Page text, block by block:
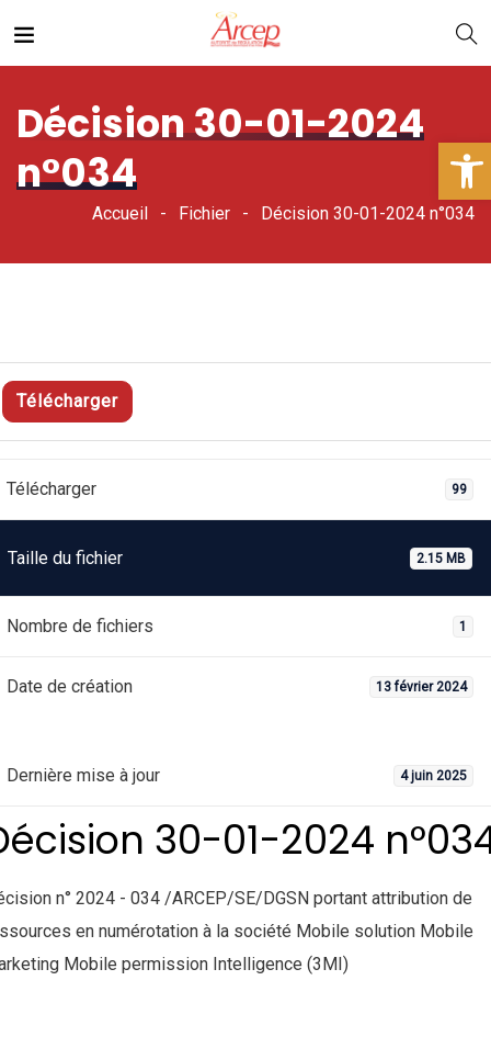
Décision 30-01-2024
n°034
Accueil Fichier Décision 30-01-2024 n°034
Télécharger
Télécharger 99
Taille du fichier 2.15 MB
Nombre de fichiers 1
Date de création 13 février 2024
Dernière mise à jour 4 juin 2025
30-01-2024
n° 2024 - 034 /ARCEP/SE/DGSN portant attribution de
en numérotation à la société Mobile solution Mobile
Mobile permission Intelligence (3MI)